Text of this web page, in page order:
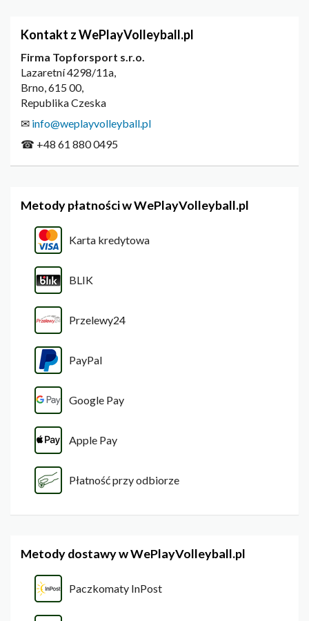
Kontakt z WePlayVolleyball.pl
Firma Topforsport s.r.o.
Lazaretní 4298/11a,
Brno, 615 00,
Republika Czeska
✉ info@weplayvolleyball.pl
☎ +48 61 880 0495
Metody płatności w WePlayVolleyball.pl
Karta kredytowa
BLIK
Przelewy24
PayPal
Google Pay
Apple Pay
Płatność przy odbiorze
Metody dostawy w WePlayVolleyball.pl
Paczkomaty InPost